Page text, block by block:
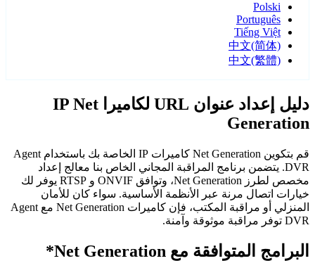
Polski
Português
Tiếng Việt
中文(简体)
中文(繁體)
دليل إعداد عنوان URL لكاميرا IP Net
Generation
قم بتكوين Net Generation كاميرات IP الخاصة بك باستخدام Agent
DVR. يتضمن برنامج المراقبة المجاني الخاص بنا معالج إعداد
مخصص لطرز Net Generation، وتوافق ONVIF و RTSP يوفر لك
خيارات اتصال مرنة عبر الأنظمة الأساسية. سواء كان للأمان
المنزلي أو مراقبة المكتب، فإن كاميرات Net Generation مع Agent
DVR توفر مراقبة موثوقة وآمنة.
البرامج المتوافقة مع Net Generation*